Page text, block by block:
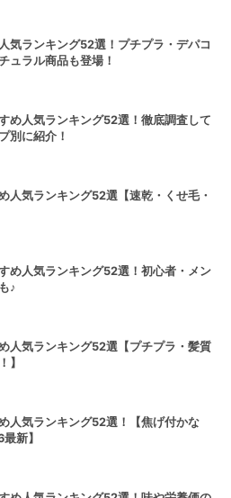
気ランキング52選！プチプラ・デパコ
ュラル商品も登場！
め人気ランキング52選！徹底調査して
別に紹介！
人気ランキング52選【速乾・くせ毛・
め人気ランキング52選！初心者・メン
♪
人気ランキング52選【プチプラ・髪質
】
人気ランキング52選！【焦げ付かな
新】